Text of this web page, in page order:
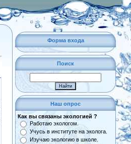
Форма входа
Поиск
Наш опрос
Как вы связаны экологией ?
Работаю экологом.
Учусь в институте на эколога.
Изучаю экологию в школе.